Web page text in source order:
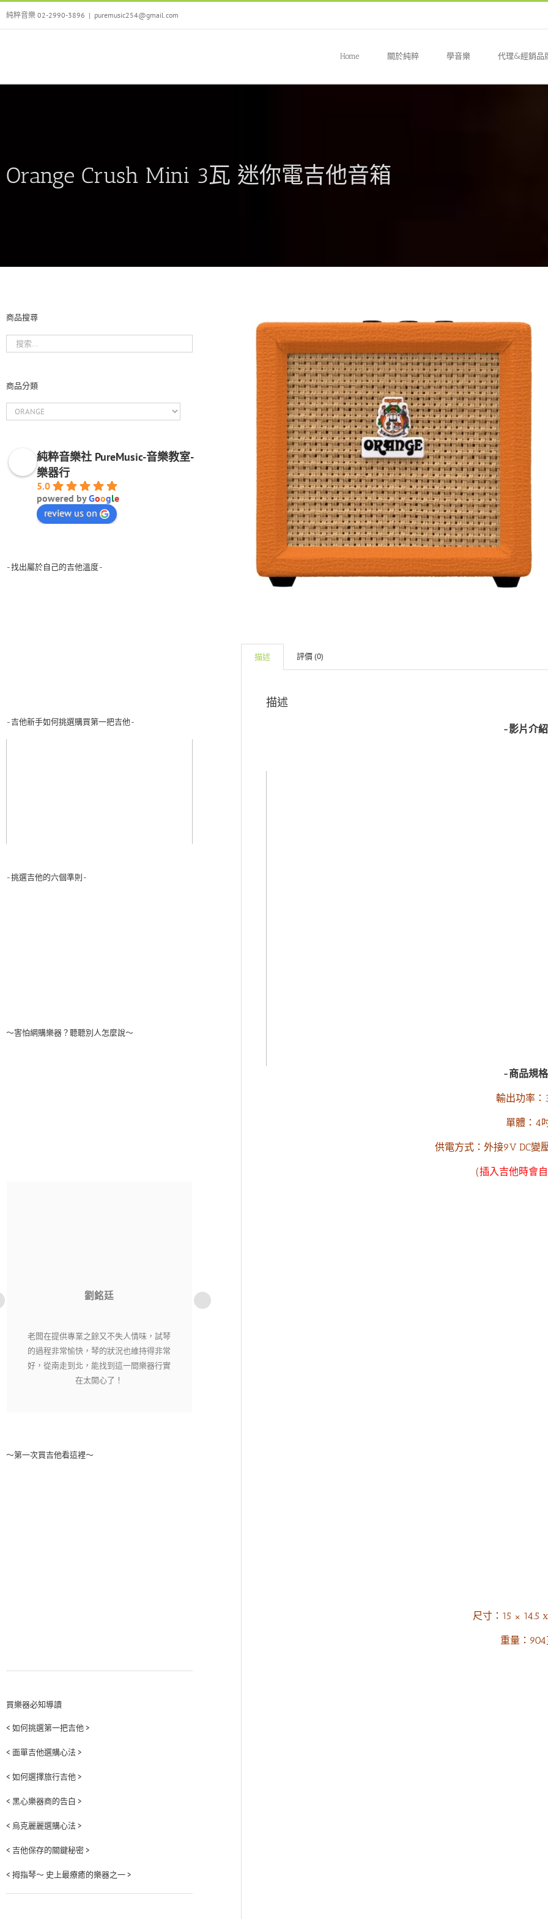
Skip
content
純粹音樂 02-2990-3896 | puremusic254@gmail.com
Home 關於純粹 學音樂 代理&經銷品
Orange Crush Mini 3瓦 迷你電吉他音箱
描述 評價 (0)
描述
-影片介
-商品規
輸出功率：
單體：4
供電方式：外接9V DC變
(插入吉他時會
尺寸：15 × 14.5
重量：
商品搜尋
商品分類
純粹音樂社 PureMusic-音樂教室-
樂器行
5.0
powered byGoogle
review us on
-找出屬於自己的吉他溫度-
-吉他新手如何挑選購買第一把吉他-
-挑選吉他的六個準則-
～害怕網購樂器？聽聽別人怎麼說～
洪貫傑
老闆相當用心，每一把琴都經過細心挑選
又嚴格把關，現場琴各有各的特色，在這
裡絕對能找到自己適合有喜愛的琴。
～第一次買吉他看這裡～
買樂器必知導讀
< 如何挑選第一把吉他 >
< 面單吉他選購心法 >
< 如何選擇旅行吉他 >
< 黑心樂器商的告白 >
< 烏克麗麗選購心法 >
< 吉他保存的關鍵秘密 >
< 拇指琴～ 史上最療癒的樂器之一 >